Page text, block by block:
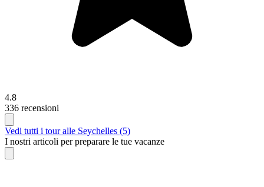
4.8
336 recensioni
Vedi tutti i tour alle Seychelles (5)
I nostri articoli per preparare le tue vacanze